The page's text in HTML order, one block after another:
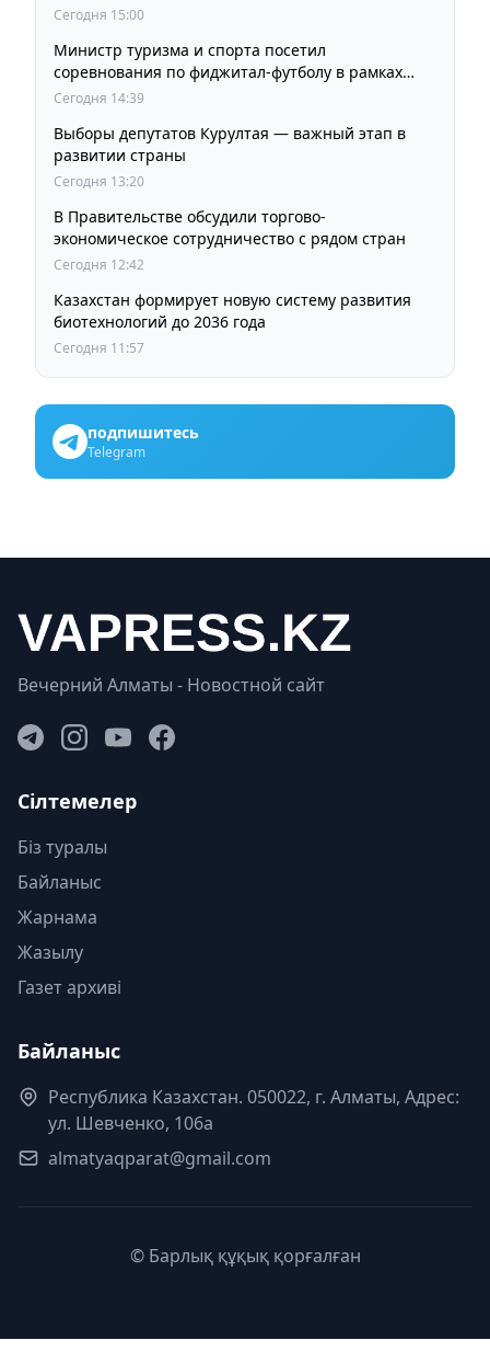
Сегодня 15:00
Министр туризма и спорта посетил
соревнования по фиджитал-футболу в рамках
«Игр Будущего 2026»
Сегодня 14:39
Выборы депутатов Курултая — важный этап в
развитии страны
Сегодня 13:20
В Правительстве обсудили торгово-
экономическое сотрудничество с рядом стран
Сегодня 12:42
Казахстан формирует новую систему развития
биотехнологий до 2036 года
Сегодня 11:57
подпишитесь
Telegram
Вечерний Алматы - Новостной сайт
Сілтемелер
Біз туралы
Байланыс
Жарнама
Жазылу
Газет архиві
Байланыс
Республика Казахстан. 050022, г. Алматы, Адрес:
ул. Шевченко, 106а
almatyaqparat@gmail.com
© Барлық құқық қорғалған